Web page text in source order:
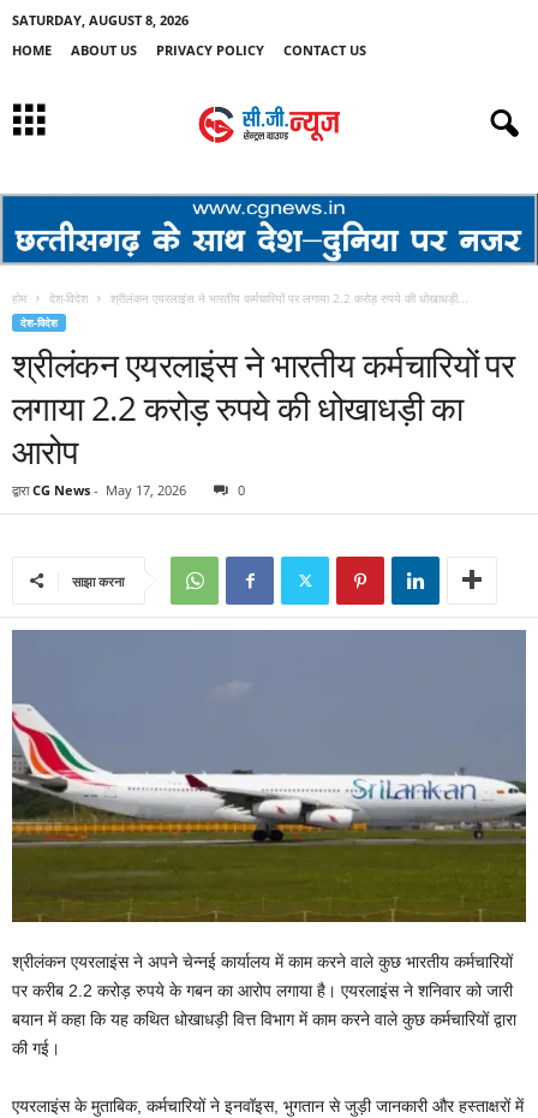
SATURDAY, AUGUST 8, 2026
HOME
ABOUT US PRIVACY POLICY CONTACT US
होम देश-विदेश श्रीलंकन ​​एयरलाइंस ने भारतीय कर्मचारियों पर लगाया 2.2 करोड़ रुपये की धोखाधड़ी...
देश-विदेश
श्रीलंकन ​​एयरलाइंस ने भारतीय कर्मचारियों पर
लगाया 2.2 करोड़ रुपये की धोखाधड़ी का
आरोप
द्वारा CG News - May 17, 2026 0
साझा करना
श्रीलंकन एयरलाइंस ने अपने चेन्नई कार्यालय में काम करने वाले कुछ भारतीय कर्मचारियों
पर करीब 2.2 करोड़ रुपये के गबन का आरोप लगाया है। एयरलाइंस ने शनिवार को जारी
बयान में कहा कि यह कथित धोखाधड़ी वित्त विभाग में काम करने वाले कुछ कर्मचारियों द्वारा
की गई।
एयरलाइंस के मुताबिक, कर्मचारियों ने इनवॉइस, भुगतान से जुड़ी जानकारी और हस्ताक्षरों में